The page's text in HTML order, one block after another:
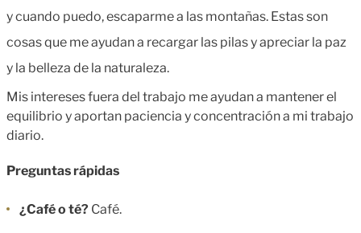
y cuando puedo, escaparme a las montañas. Estas son
cosas que me ayudan a recargar las pilas y apreciar la paz
y la belleza de la naturaleza.
Mis intereses fuera del trabajo me ayudan a mantener el
equilibrio y aportan paciencia y concentración a mi trabajo
diario.
Preguntas rápidas
¿Café o té? Café.